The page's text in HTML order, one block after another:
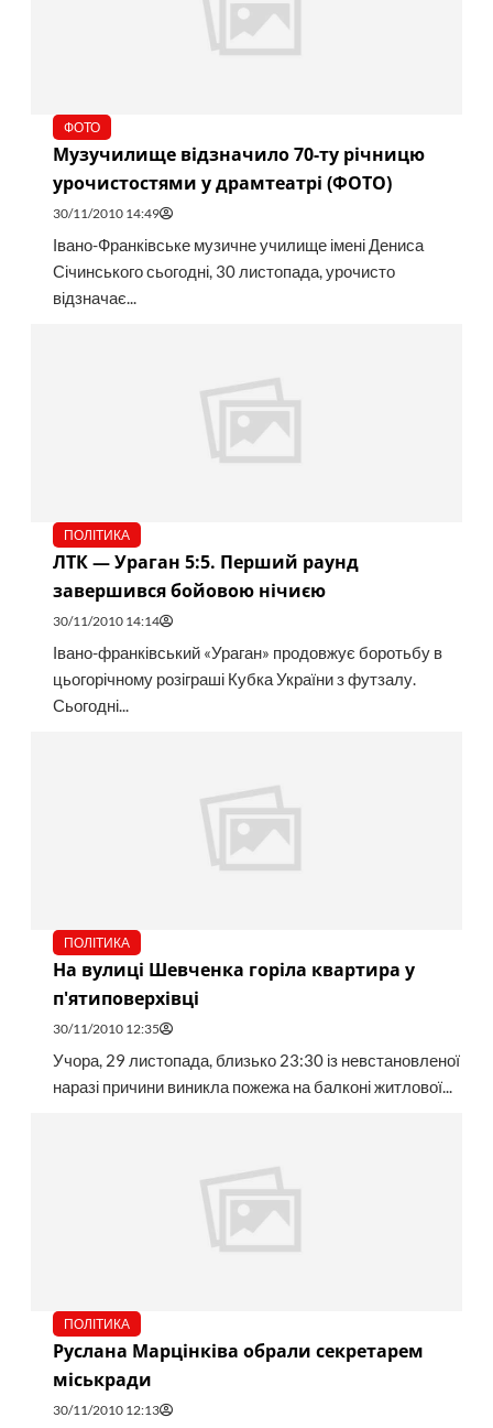
ФОТО
Музучилище відзначило 70-ту річницю
урочистостями у драмтеатрі (ФОТО)
30/11/2010 14:49
Івано-Франківське музичне училище імені Дениса
Січинського сьогодні, 30 листопада, урочисто
відзначає...
ПОЛІТИКА
ЛТК — Ураган 5:5. Перший раунд
завершився бойовою нічиєю
30/11/2010 14:14
Івано-франківський «Ураган» продовжує боротьбу в
цьогорічному розіграші Кубка України з футзалу.
Сьогодні...
ПОЛІТИКА
На вулиці Шевченка горіла квартира у
п'ятиповерхівці
30/11/2010 12:35
Учора, 29 листопада, близько 23:30 із невстановленої
наразі причини виникла пожежа на балконі житлової...
ПОЛІТИКА
Руслана Марцінківа обрали секретарем
міськради
30/11/2010 12:13